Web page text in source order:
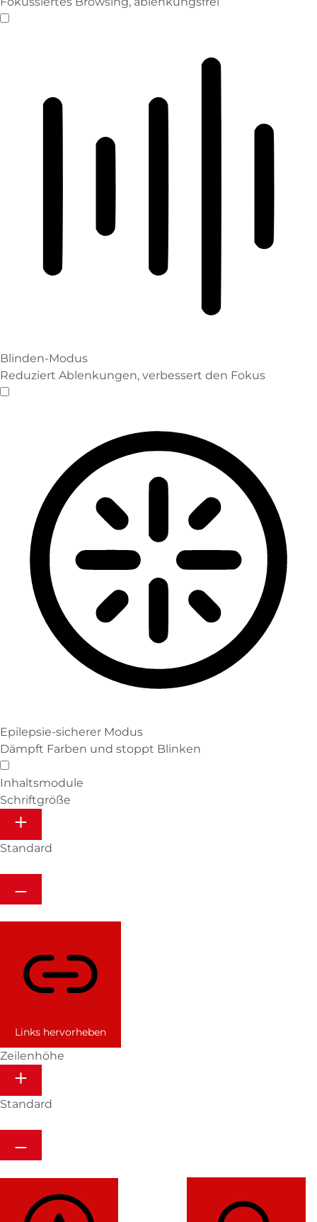
ADHD-freundlicher Modus
Blinden-Modus
Reduziert Ablenkungen, verbessert den Fokus
Blinden-Modus
Epilepsie-sicherer Modus
Dämpft Farben und stoppt Blinken
Epilepsie-sicherer Modus
Inhaltsmodule
Schriftgröße
Standard
Links hervorheben
Zeilenhöhe
Standard